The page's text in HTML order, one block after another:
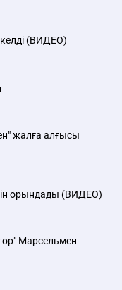
(ВИДЕО)
жалға алғысы
орындады (ВИДЕО)
Марсельмен